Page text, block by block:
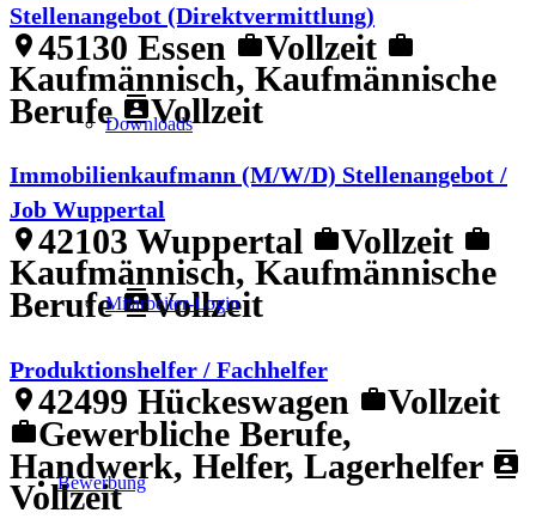
Downloads
Mitarbeiter-Login
Bewerbung
Stellenangebot (Direktvermittlung)
location_on 45130 Essen workVollzeit work
Kaufmännisch, Kaufmännische
Berufe contactsVollzeit
Immobilienkaufmann (M/W/D) Stellenangebot /
Job Wuppertal
location_on 42103 Wuppertal workVollzeit work
Kaufmännisch, Kaufmännische
Berufe contactsVollzeit
Produktionshelfer / Fachhelfer
location_on 42499 Hückeswagen workVollzeit
workGewerbliche Berufe,
Handwerk, Helfer, Lagerhelfer contacts
Vollzeit